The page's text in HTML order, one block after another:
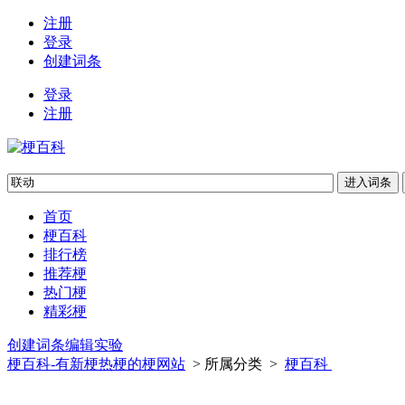
注册
登录
创建词条
登录
注册
首页
梗百科
排行榜
推荐梗
热门梗
精彩梗
创建词条编辑实验
梗百科-有新梗热梗的梗网站 > 所属分类 > 梗百科